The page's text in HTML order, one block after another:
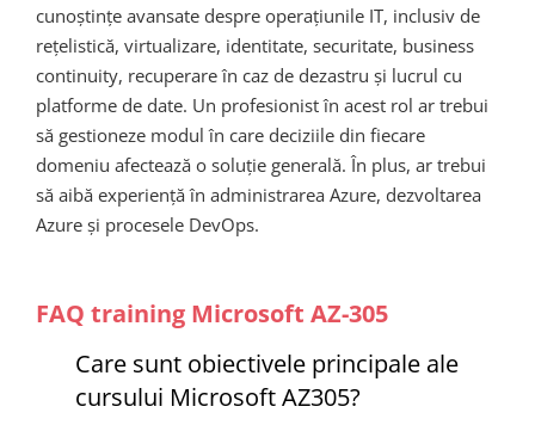
cunoștințe avansate despre operațiunile IT, inclusiv de
rețelistică, virtualizare, identitate, securitate, business
continuity, recuperare în caz de dezastru și lucrul cu
platforme de date. Un profesionist în acest rol ar trebui
să gestioneze modul în care deciziile din fiecare
domeniu afectează o soluție generală. În plus, ar trebui
să aibă experiență în administrarea Azure, dezvoltarea
Azure și procesele DevOps.
FAQ training Microsoft AZ-305
Care sunt obiectivele principale ale
cursului Microsoft AZ305?